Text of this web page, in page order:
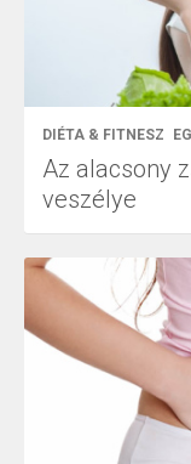
DIÉTA & FITNESZ
Az alacsony
veszélye